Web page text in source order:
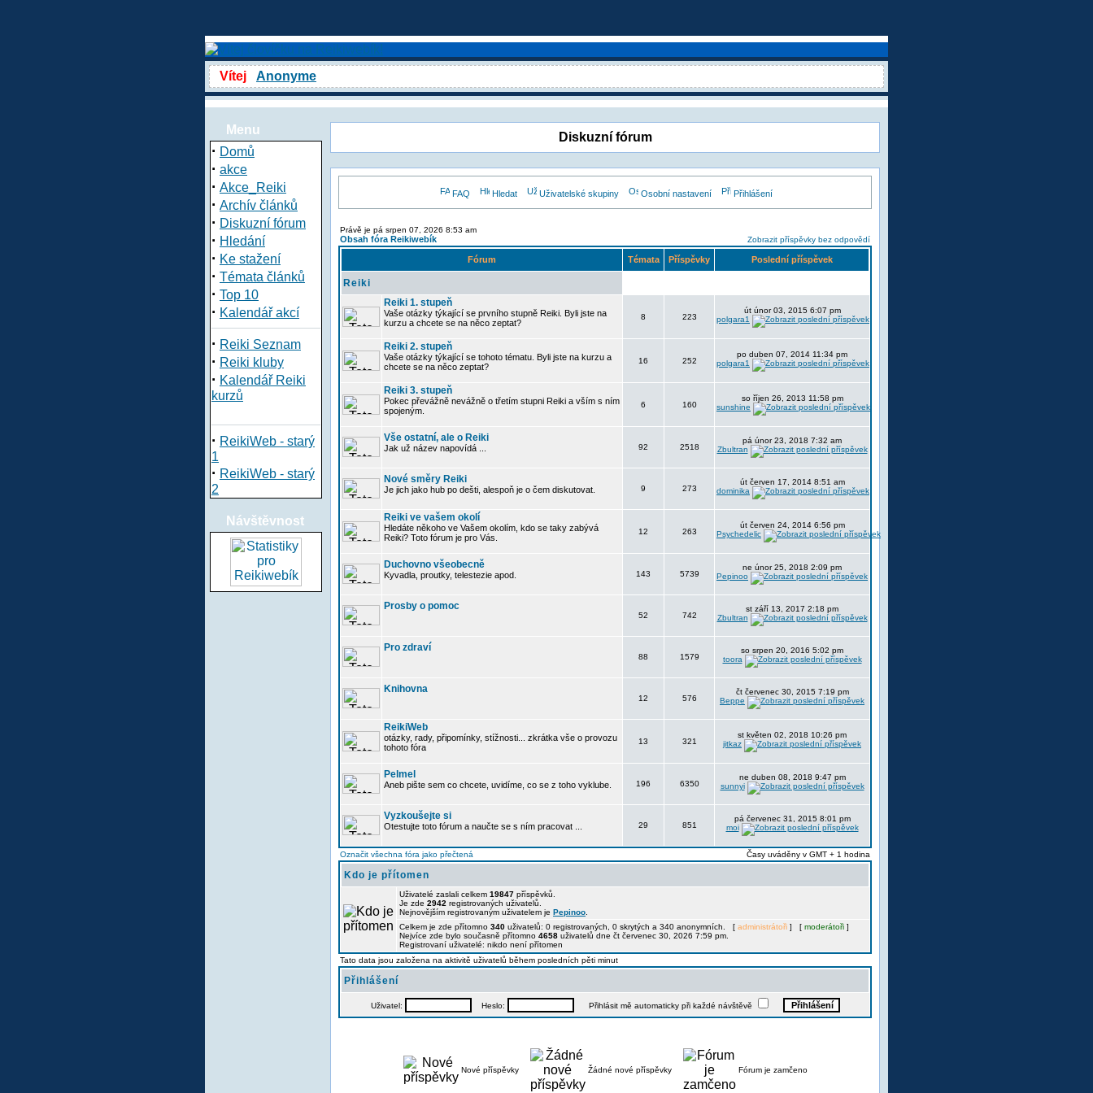
Vítej Anonyme
Menu
· Domů
· akce
· Akce_Reiki
· Archív článků
· Diskuzní fórum
· Hledání
· Ke stažení
· Témata článků
· Top 10
· Kalendář akcí
· Reiki Seznam
· Reiki kluby
· Kalendář Reiki
kurzů
· ReikiWeb - starý
1
· ReikiWeb - starý
2
Návštěvnost
Diskuzní fórum
FAQ Hledat Uživatelské skupiny Osobní nastavení Přihlášení
Právě je pá srpen 07, 2026 8:53 am
Obsah fóra Reikiwebík Zobrazit příspěvky bez odpovědí
Fórum Témata Příspěvky Poslední příspěvek
Reiki
Reiki 1. stupeň
Vaše otázky týkající se prvního stupně Reiki. Byli jste na
kurzu a chcete se na něco zeptat?
8 223
út únor 03, 2015 6:07 pm
polgara1
Reiki 2. stupeň
Vaše otázky týkající se tohoto tématu. Byli jste na kurzu a
chcete se na něco zeptat?
16 252
po duben 07, 2014 11:34 pm
polgara1
Reiki 3. stupeň
Pokec převážně nevážně o třetím stupni Reiki a vším s ním
spojeným.
6 160
so říjen 26, 2013 11:58 pm
sunshine
Vše ostatní, ale o Reiki
Jak už název napovídá ... 92 2518
pá únor 23, 2018 7:32 am
Zbultran
Nové směry Reiki
Je jich jako hub po dešti, alespoň je o čem diskutovat. 9 273
út červen 17, 2014 8:51 am
dominika
Reiki ve vašem okolí
Hledáte někoho ve Vašem okolím, kdo se taky zabývá
Reiki? Toto fórum je pro Vás.
12 263
út červen 24, 2014 6:56 pm
Psychedelic
Duchovno všeobecně
Kyvadla, proutky, telestezie apod. 143 5739
ne únor 25, 2018 2:09 pm
Pepinoo
Prosby o pomoc
52 742
st září 13, 2017 2:18 pm
Zbultran
Pro zdraví
88 1579
so srpen 20, 2016 5:02 pm
toora
Knihovna
12 576
čt červenec 30, 2015 7:19 pm
Beppe
ReikiWeb
otázky, rady, připomínky, stížnosti... zkrátka vše o provozu
tohoto fóra
13 321
st květen 02, 2018 10:26 pm
jitkaz
Pelmel
Aneb pište sem co chcete, uvidíme, co se z toho vyklube. 196 6350
ne duben 08, 2018 9:47 pm
sunnyi
Vyzkoušejte si
Otestujte toto fórum a naučte se s ním pracovat ... 29 851
pá červenec 31, 2015 8:01 pm
moi
Označit všechna fóra jako přečtená Časy uváděny v GMT + 1 hodina
Kdo je přítomen
Uživatelé zaslali celkem 19847 příspěvků.
Je zde 2942 registrovaných uživatelů.
Nejnovějším registrovaným uživatelem je Pepinoo
Celkem je zde přítomno 340 uživatelů: 0 registrovaných, 0 skrytých a 340 anonymních. [ administrátoři ] [ moderátoři ]
Nejvíce zde bylo současně přítomno 4658 uživatelů dne čt červenec 30, 2026 7:59 pm.
Registrovaní uživatelé: nikdo není přítomen
Tato data jsou založena na aktivitě uživatelů během posledních pěti minut
Přihlášení
Uživatel: Heslo: Přihlásit mě automaticky při každé návštěvě
Nové příspěvky Žádné nové příspěvky Fórum je zamčeno